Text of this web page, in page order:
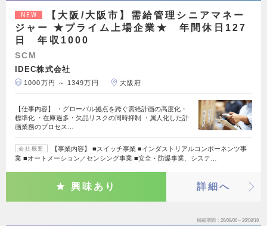
NEW
【大阪/大阪市】需給管理シニアマネー
ジャー ★プライム上場企業★ 年間休日127
日 年収1000
SCM
IDEC株式会社
1000万円 ～ 1349万円 大阪府
【仕事内容】 ・グローバル拠点を跨ぐ需給計画の高度化・
標準化 ・在庫過多・欠品リスクの同時抑制 ・属人化した計
画業務のプロセス…
会社概要
【事業内容】 ■スイッチ事業 ■インダストリアルコンポーネンツ事
業 ■オートメーション／センシング事業 ■安全・防爆事業、システ…
興味あり 詳細へ
掲載期間 26/08/06～26/08/19